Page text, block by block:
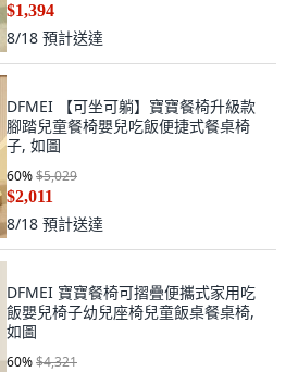
$1,394
8/18 預計送達
DFMEI 【可坐可躺】寶寶餐椅升級款
腳踏兒童餐椅嬰兒吃飯便捷式餐桌椅
子, 如圖
60%$5,029
$2,011
8/18 預計送達
DFMEI 寶寶餐椅可摺疊便攜式家用吃
飯嬰兒椅子幼兒座椅兒童飯桌餐桌椅,
如圖
60%$4,321